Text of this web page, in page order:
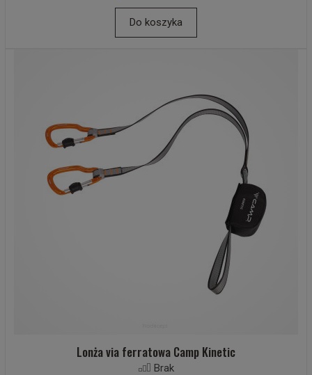
Do koszyka
Lonża via ferratowa Camp Kinetic
Brak